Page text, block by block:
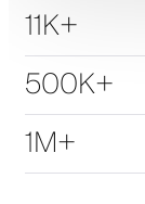
11K+
500K+
1M+